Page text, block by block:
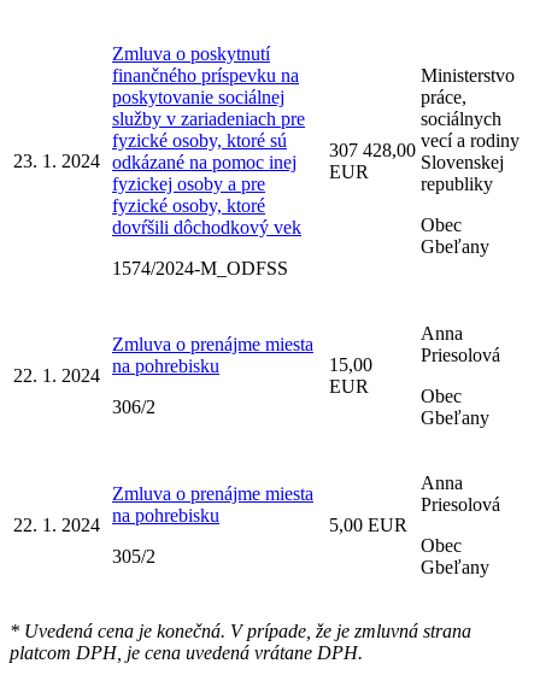
23. 1. 2024
Zmluva o poskytnutí
finančného príspevku na
poskytovanie sociálnej
služby v zariadeniach pre
fyzické osoby, ktoré sú
odkázané na pomoc inej
fyzickej osoby a pre
fyzické osoby, ktoré
dovŕšili dôchodkový vek
1574/2024-M_ODFSS
307 428,00
EUR
Ministerstvo
práce,
sociálnych
vecí a rodiny
Slovenskej
republiky
Obec
Gbeľany
22. 1. 2024
Zmluva o prenájme miesta
na pohrebisku
306/2
15,00
EUR
Anna
Priesolová
Obec
Gbeľany
22. 1. 2024
Zmluva o prenájme miesta
na pohrebisku
305/2
5,00 EUR
Anna
Priesolová
Obec
Gbeľany
* Uvedená cena je konečná. V prípade, že je zmluvná strana
platcom DPH, je cena uvedená vrátane DPH.